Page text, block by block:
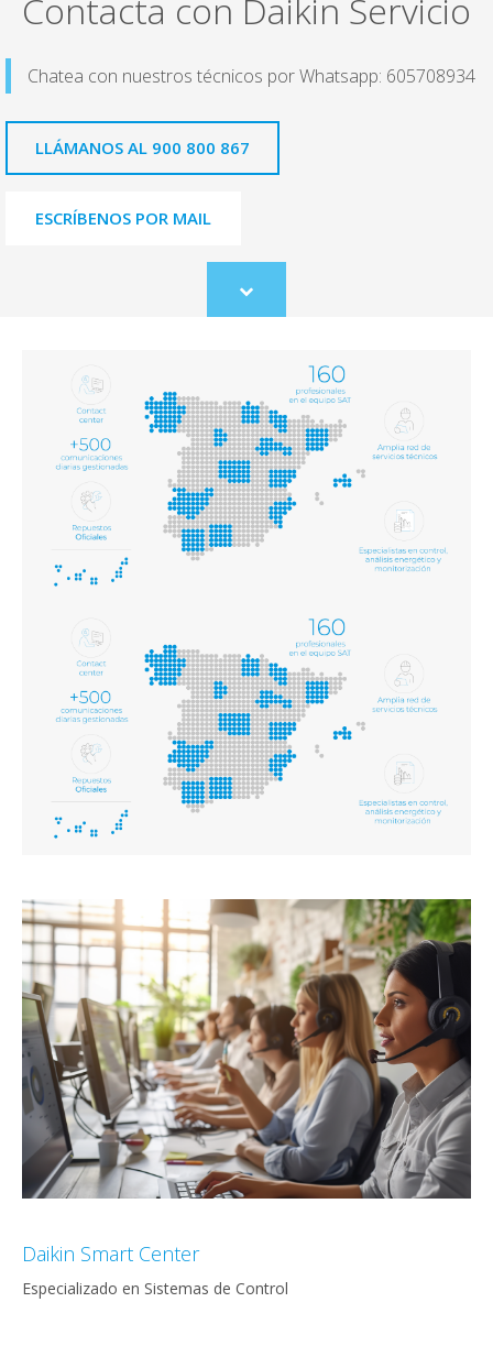
Contacta con Daikin Servicio
Chatea con nuestros técnicos por Whatsapp: 605708934
LLÁMANOS AL 900 800 867
ESCRÍBENOS POR MAIL
Scroll
to
Daikin Smart Center
Especializado en Sistemas de Control